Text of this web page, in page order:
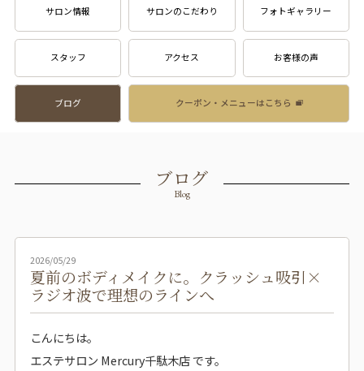
サロン情報 サロンのこだわり フォトギャラリー
スタッフ アクセス お客様の声
ブログ クーポン・メニューはこちら
ブログ
Blog
2026/05/29
夏前のボディメイクに。クラッシュ吸引×
ラジオ波で理想のラインへ
こんにちは。
エステサロン Mercury千駄木店 です。